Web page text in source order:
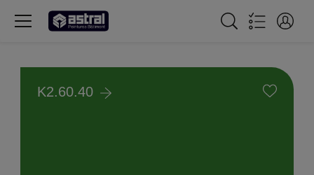
K2.60.40